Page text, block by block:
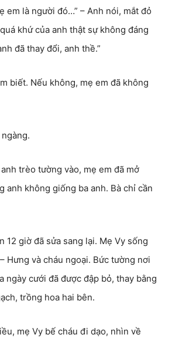
em là người đó…” – Anh nói, mắt đỏ
khứ của anh thật sự không đáng
đã thay đổi, anh thề.”
biết. Nếu không, mẹ em đã không
trèo tường vào, mẹ em đã mở
anh không giống ba anh. Bà chỉ cần
12 giờ đã sửa sang lại. Mẹ Vy sống
Hưng và cháu ngoại. Bức tường nơi
ngày cưới đã được đập bỏ, thay bằng
trồng hoa hai bên.
mẹ Vy bế cháu đi dạo, nhìn về